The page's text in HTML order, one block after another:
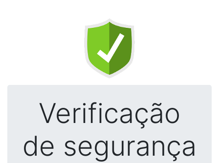
Verificação
de segurança